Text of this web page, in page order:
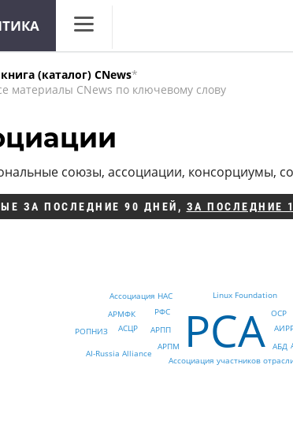
Аналитика
Маркет
Техника
ТВ
(каталог) CNews*
материалы CNews по ключевому слову
союзы, ассоциации, консорциумы,
ЗА ПОСЛЕДНИЕ 90 ДНЕЙ , ЗА ПОСЛЕДНИЕ
РСА
АРПП
АРПМ
АБД
Linux Foundation
РФС
Ассоциация участников
Ассоциация НАС
AI-Russia Alliance
РОПНИЗ АСЦР
АРМФК OCP